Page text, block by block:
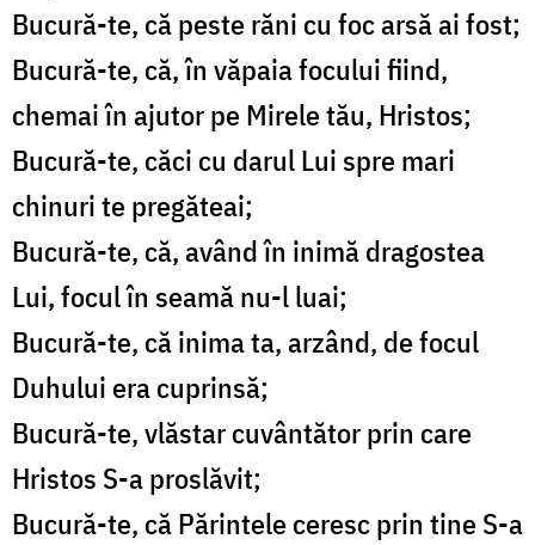
Bucură-te, că peste răni cu foc arsă ai fost;
Bucură-te, că, în văpaia focului fiind,
chemai în ajutor pe Mirele tău, Hristos;
Bucură-te, căci cu darul Lui spre mari
chinuri te pregăteai;
Bucură-te, că, având în inimă dragostea
Lui, focul în seamă nu-l luai;
Bucură-te, că inima ta, arzând, de focul
Duhului era cuprinsă;
Bucură-te, vlăstar cuvântător prin care
Hristos S-a proslăvit;
Bucură-te, că Părintele ceresc prin tine S-a